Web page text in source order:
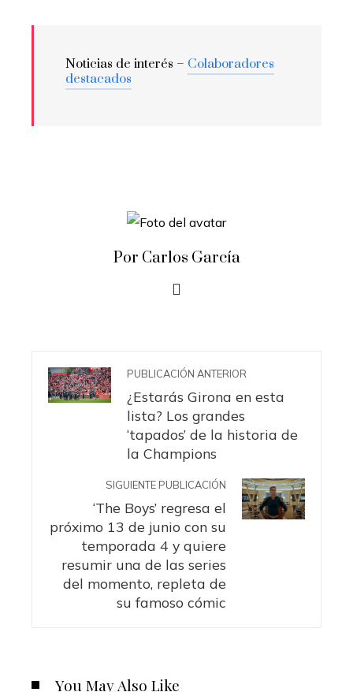
Noticias de interés – Colaboradores
destacados
Por Carlos García
PUBLICACIÓN ANTERIOR
¿Estarás Girona en esta
lista? Los grandes
‘tapados’ de la historia de
la Champions
SIGUIENTE PUBLICACIÓN
‘The Boys’ regresa el
próximo 13 de junio con su
temporada 4 y quiere
resumir una de las series
del momento, repleta de
su famoso cómic
You May Also Like